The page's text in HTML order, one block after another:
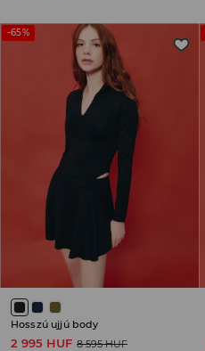
-65%
Hosszú ujjú body
2 995 HUF 8 595 HUF